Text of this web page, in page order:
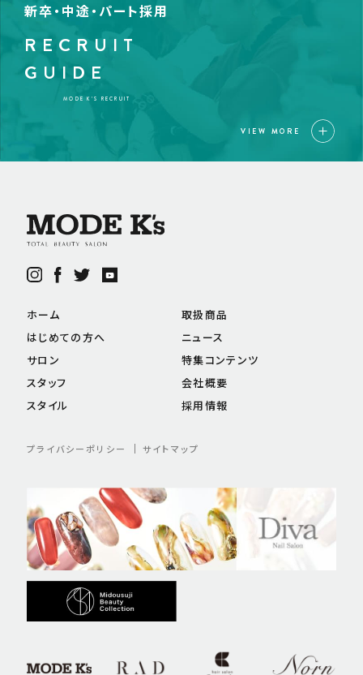
新卒・中途・パート採用
RECRUIT
GUIDE
MODE K’S RECRUIT
VIEW MORE
ホーム
はじめての方へ
サロン
スタッフ
スタイル
取扱商品
ニュース
特集コンテンツ
会社概要
採用情報
プライバシーポリシー サイトマップ